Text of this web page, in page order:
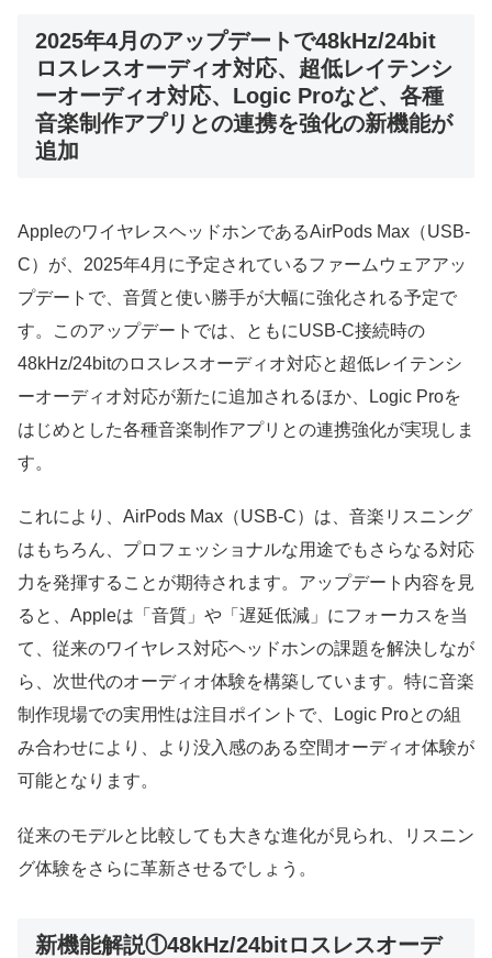
2025年4月のアップデートで48kHz/24bit
ロスレスオーディオ対応、超低レイテンシ
ーオーディオ対応、Logic Proなど、各種
音楽制作アプリとの連携を強化の新機能が
追加
AppleのワイヤレスヘッドホンであるAirPods Max（USB-
C）が、2025年4月に予定されているファームウェアアッ
プデートで、音質と使い勝手が大幅に強化される予定で
す。このアップデートでは、ともにUSB-C接続時の
48kHz/24bitのロスレスオーディオ対応と超低レイテンシ
ーオーディオ対応が新たに追加されるほか、Logic Proを
はじめとした各種音楽制作アプリとの連携強化が実現しま
す。
これにより、AirPods Max（USB-C）は、音楽リスニング
はもちろん、プロフェッショナルな用途でもさらなる対応
力を発揮することが期待されます。アップデート内容を見
ると、Appleは「音質」や「遅延低減」にフォーカスを当
て、従来のワイヤレス対応ヘッドホンの課題を解決しなが
ら、次世代のオーディオ体験を構築しています。特に音楽
制作現場での実用性は注目ポイントで、Logic Proとの組
み合わせにより、より没入感のある空間オーディオ体験が
可能となります。
従来のモデルと比較しても大きな進化が見られ、リスニン
グ体験をさらに革新させるでしょう。
新機能解説①48kHz/24bitロスレスオーデ